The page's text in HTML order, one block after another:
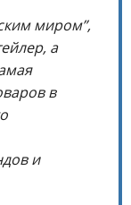
миром”,
а
в
и